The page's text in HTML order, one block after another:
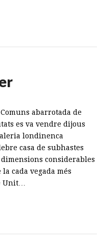
abarrotada de
es va vendre dijous
londinenca
casa de subhastes
considerables
cada vegada més
Unit…